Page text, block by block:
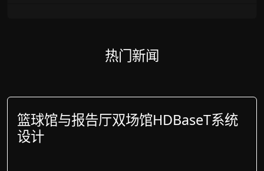
热门新闻
篮球馆与报告厅双场馆HDBaseT系统
设计